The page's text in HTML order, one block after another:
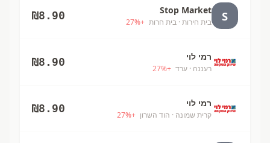
S
Stop Market
בית חירות · בית חרות +
27%
₪8.90
רמי לוי
רעננה · ערד +
27%
₪8.90
רמי לוי
קרית שמונה · הוד השרון +
27%
₪8.90